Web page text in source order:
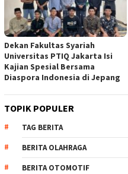
Dekan Fakultas Syariah
Universitas PTIQ Jakarta Isi
Kajian Spesial Bersama
Diaspora Indonesia di Jepang
TOPIK POPULER
TAG BERITA
BERITA OLAHRAGA
BERITA OTOMOTIF